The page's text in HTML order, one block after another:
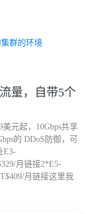
用于存储元数据。
50% 以上的组成部
(FTT) =1 VSAN
。
拟机为例。
，vSAN 数据存储上
许的故障数目 (FTT)
群的环境
量，自带5个
元起，10Gbps共享
的 DDoS防御，可
E3-
月链接2*E5-
月链接这里我